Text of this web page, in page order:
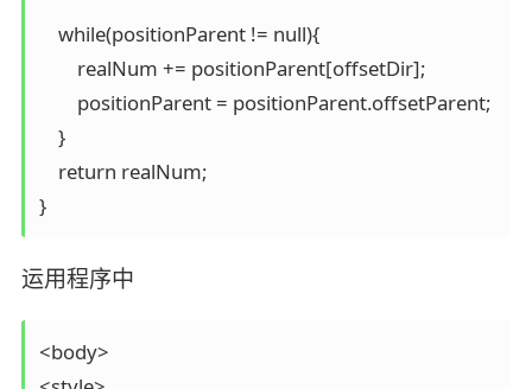
    while(positionParent != null){
    }
    return realNum;
}
运用程序中
<body>